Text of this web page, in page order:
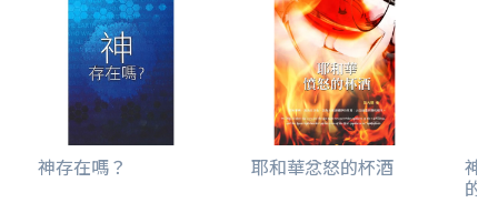
神存在嗎？ 耶和華忿怒的杯酒 神
的